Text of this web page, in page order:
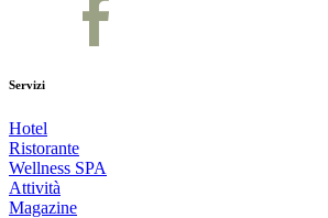
Servizi
Hotel
Ristorante
Wellness SPA
Attività
Magazine